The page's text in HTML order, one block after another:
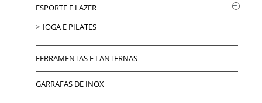
ESPORTE E LAZER
IOGA E PILATES
FERRAMENTAS E LANTERNAS
GARRAFAS DE INOX